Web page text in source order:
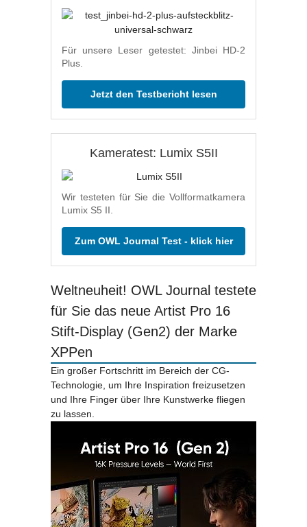
Für unsere Leser getestet: Jinbei HD-2
Plus.
Jetzt den Testbericht lesen
Kameratest: Lumix S5II
Wir testeten für Sie die Vollformatkamera
Lumix S5 II.
Zum OWL Journal Test - klick hier
Weltneuheit! OWL Journal testete
für Sie das neue Artist Pro 16
Stift-Display (Gen2) der Marke
XPPen
Ein großer Fortschritt im Bereich der CG-
Technologie, um Ihre Inspiration freizusetzen
und Ihre Finger über Ihre Kunstwerke fliegen
zu lassen.